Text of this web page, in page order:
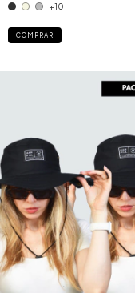
+10
COMPRAR